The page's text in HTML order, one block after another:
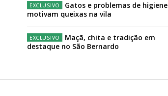
Gatos e problemas de higiene
motivam queixas na vila
Maçã, chita e tradição em
destaque no São Bernardo